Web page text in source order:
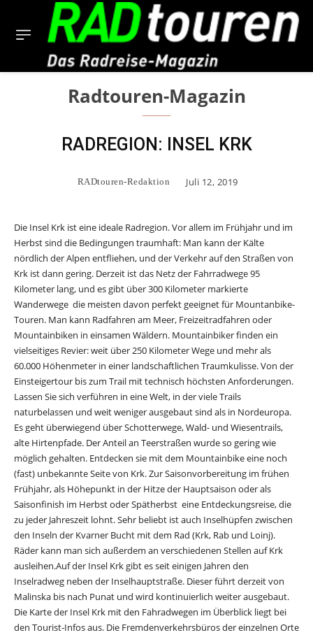
Radtouren-Magazin
RADREGION: INSEL KRK
RADtouren-Redaktion Juli 12, 2019
Die Insel Krk ist eine ideale Radregion. Vor allem im Frühjahr und im
Herbst sind die Bedingungen traumhaft: Man kann der Kälte
nördlich der Alpen entfliehen, und der Verkehr auf den Straßen von
Krk ist dann gering. Derzeit ist das Netz der Fahrradwege 95
Kilometer lang, und es gibt über 300 Kilometer markierte
Wanderwege  die meisten davon perfekt geeignet für Mountanbike-
Touren. Man kann Radfahren am Meer, Freizeitradfahren oder
Mountainbiken in einsamen Wäldern. Mountainbiker finden ein
vielseitiges Revier: weit über 250 Kilometer Wege und mehr als
60.000 Höhenmeter in einer landschaftlichen Traumkulisse. Von der
Einsteigertour bis zum Trail mit technisch höchsten Anforderungen.
Lassen Sie sich verführen in eine Welt, in der viele Trails
naturbelassen und weit weniger ausgebaut sind als in Nordeuropa.
Es geht überwiegend über Schotterwege, Wald- und Wiesentrails,
alte Hirtenpfade. Der Anteil an Teerstraßen wurde so gering wie
möglich gehalten. Entdecken sie mit dem Mountainbike eine noch
(fast) unbekannte Seite von Krk. Zur Saisonvorbereitung im frühen
Frühjahr, als Höhepunkt in der Hitze der Hauptsaison oder als
Saisonfinish im Herbst oder Spätherbst  eine Entdeckungsreise, die
zu jeder Jahreszeit lohnt. Sehr beliebt ist auch Inselhüpfen zwischen
den Inseln der Kvarner Bucht mit dem Rad (Krk, Rab und Loinj).
Räder kann man sich außerdem an verschiedenen Stellen auf Krk
ausleihen.Auf der Insel Krk gibt es seit einigen Jahren den
Inselradweg neben der Inselhauptstraße. Dieser führt derzeit von
Malinska bis nach Punat und wird kontinuierlich weiter ausgebaut.
Die Karte der Insel Krk mit den Fahradwegen im Überblick liegt bei
den Tourist-Infos aus. Die Fremdenverkehrsbüros der einzelnen Orte